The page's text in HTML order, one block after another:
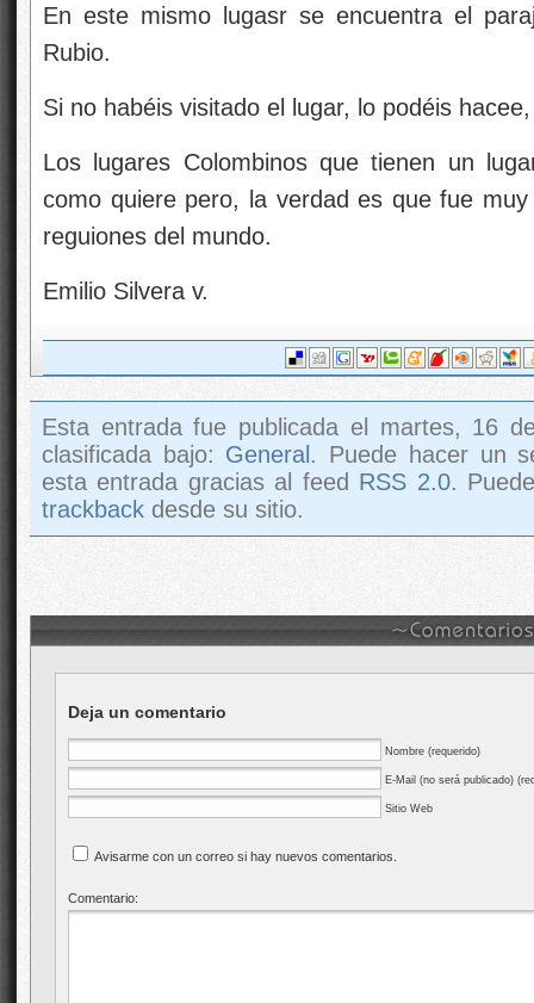
En este mismo lugasr se encuentra el
Rubio.
Si no habéis visitado el lugar, lo podéis
Los lugares Colombinos que tienen un
como quiere pero, la verdad es que fue
reguiones del mundo.
Emilio Silvera v.
Esta entrada fue publicada el martes, 16
clasificada bajo: General . Puede hacer un
esta entrada gracias al feed RSS 2.0.
trackback desde su sitio.
Deja un comentario
Nombre (requerido)
E-Mail (no será publicado)
Sitio Web
Avisarme con un correo si hay nuevos comentarios.
Comentario: